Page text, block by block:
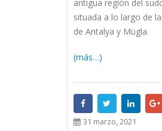
antigua región del
situada a lo largo de
de Antalya y Mügla.
(más…)
31 marzo, 2021